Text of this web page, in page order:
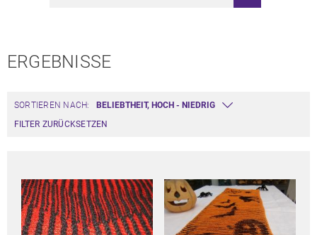
ERGEBNISSE
SORTIEREN NACH:
FILTER ZURÜCKSETZEN